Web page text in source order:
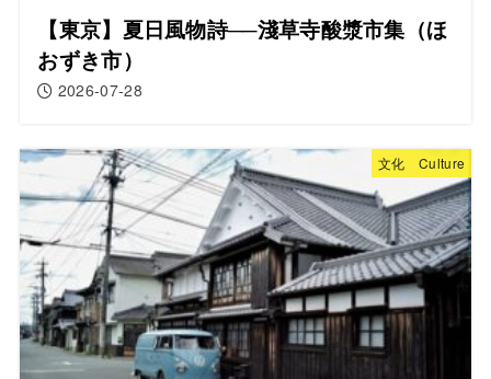
【東京】夏日風物詩──淺草寺酸漿市集（ほ
おずき市）
2026-07-28
文化 Culture